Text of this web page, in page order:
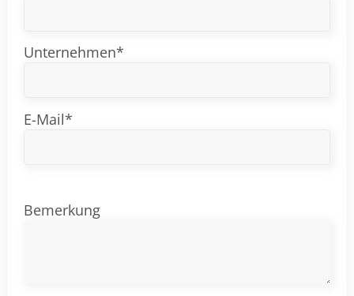
Unternehmen*
E-Mail*
Bemerkung